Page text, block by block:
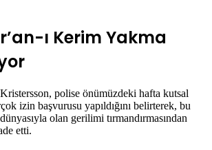
ı Kerim Yakma
polise önümüzdeki hafta kutsal
izin başvurusu yapıldığını belirterek, bu
olan gerilimi tırmandırmasından
etti.